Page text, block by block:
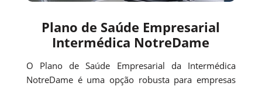
Plano de Saúde Empresarial
Intermédica NotreDame
O Plano de Saúde Empresarial da Intermédica
NotreDame é uma opção robusta para empresas